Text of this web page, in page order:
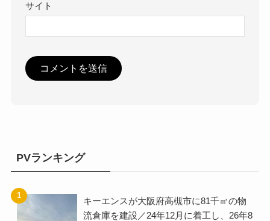
サイト
PVランキング
キーエンスが大阪府高槻市に81千㎡の物
流倉庫を建設／24年12月に着工し、26年8